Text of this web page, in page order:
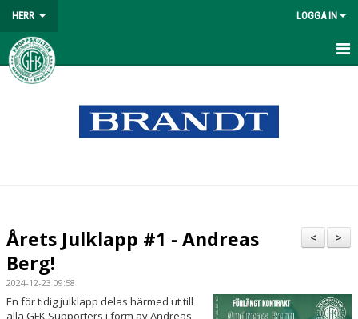
HERR LOGGA IN
HEM
BILDGALLERI
>
<
Årets Julklapp #1 - Andreas
Berg!
2024-12-23 09:58
En för tidig julklapp delas härmed ut till
alla GFK Supporters i form av Andreas